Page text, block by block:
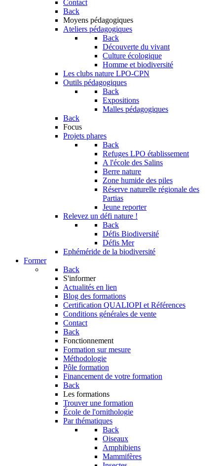
Contact
Back
Moyens pédagogiques
Ateliers pédagogiques
Back
Découverte du vivant
Culture écologique
Homme et biodiversité
Les clubs nature LPO-CPN
Outils pédagogiques
Back
Expositions
Malles pédagogiques
Back
Focus
Projets phares
Back
Refuges LPO établissement
A l'école des Salins
Berre nature
Zone humide des piles
Réserve naturelle régionale des
Partias
Jeune reporter
Relevez un défi nature !
Back
Défis Biodiversité
Défis Mer
Ephéméride de la biodiversité
Former
Back
S'informer
Actualités en lien
Blog des formations
Certification QUALIOPI et Références
Conditions générales de vente
Contact
Back
Fonctionnement
Formation sur mesure
Méthodologie
Pôle formation
Financement de votre formation
Back
Les formations
Trouver une formation
École de l'ornithologie
Par thématiques
Back
Oiseaux
Amphibiens
Mammifères